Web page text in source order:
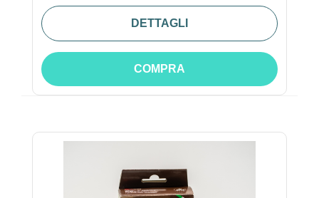
DETTAGLI
COMPRA